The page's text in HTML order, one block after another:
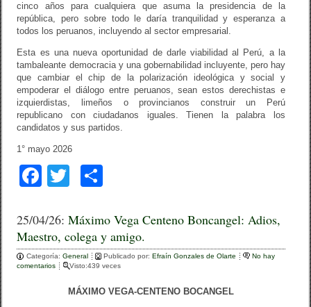
cinco años para cualquiera que asuma la presidencia de la
república, pero sobre todo le daría tranquilidad y esperanza a
todos los peruanos, incluyendo al sector empresarial.
Esta es una nueva oportunidad de darle viabilidad al Perú, a la
tambaleante democracia y una gobernabilidad incluyente, pero hay
que cambiar el chip de la polarización ideológica y social y
empoderar el diálogo entre peruanos, sean estos derechistas e
izquierdistas, limeños o provincianos construir un Perú
republicano con ciudadanos iguales. Tienen la palabra los
candidatos y sus partidos.
1° mayo 2026
F
c
e
b
tt
er
m
p
ar
tir
25/04/26:Máximo Vega Centeno Boncangel: Adios,
Maestro, colega y amigo.
Categoría:General Publicado por:Efraín Gonzales de Olarte
No hay
comentarios
Visto:439 veces
MÁXIMO VEGA-CENTENO BOCANGEL